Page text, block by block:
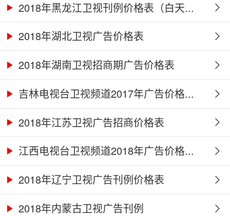
2018年黑龙江卫视刊例价格表（白天...
2018年湖北卫视广告价格表
2018年湖南卫视招商期广告价格表
吉林电视台卫视频道2017年广告价格...
2018年江苏卫视广告招商价格表
江西电视台卫视频道2018年广告价格...
2018年辽宁卫视广告刊例价格表
2018年内蒙古卫视广告刊例